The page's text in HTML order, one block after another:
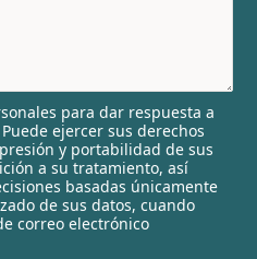
para dar respuesta a
ejercer sus derechos
y portabilidad de sus
a su tratamiento, así
basadas únicamente
de sus datos, cuando
correo electrónico